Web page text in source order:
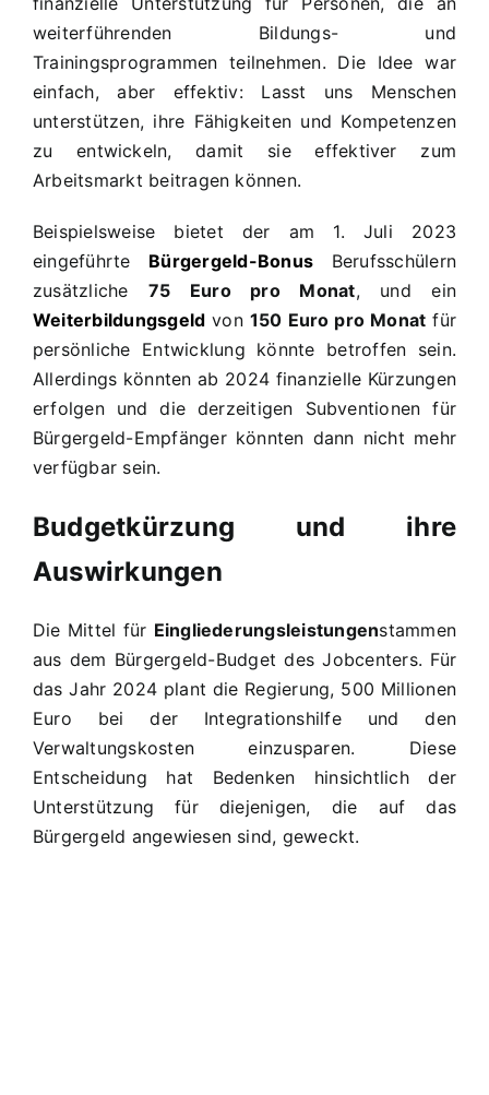
weiterführenden Bildungs- und
Trainingsprogrammen teilnehmen. Die Idee war
einfach, aber effektiv: Lasst uns Menschen
unterstützen, ihre Fähigkeiten und Kompetenzen
zu entwickeln, damit sie effektiver zum
Arbeitsmarkt beitragen können.
Beispielsweise bietet der am 1. Juli 2023
eingeführte Bürgergeld-Bonus Berufsschülern
zusätzliche 75 Euro pro Monat, und ein
Weiterbildungsgeld von 150 Euro pro Monat für
persönliche Entwicklung könnte betroffen sein.
Allerdings könnten ab 2024 finanzielle Kürzungen
erfolgen und die derzeitigen Subventionen für
Bürgergeld-Empfänger könnten dann nicht mehr
verfügbar sein.
Budgetkürzung und ihre
Auswirkungen
Die Mittel für Eingliederungsleistungenstammen
aus dem Bürgergeld-Budget des Jobcenters. Für
das Jahr 2024 plant die Regierung, 500 Millionen
Euro bei der Integrationshilfe und den
Verwaltungskosten einzusparen. Diese
Entscheidung hat Bedenken hinsichtlich der
Unterstützung für diejenigen, die auf das
Bürgergeld angewiesen sind, geweckt.